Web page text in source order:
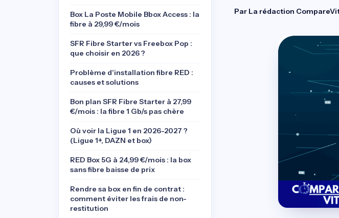
Par La rédaction
Box La Poste Mobile Bbox Access : la
fibre à 29,99 €/mois
SFR Fibre Starter vs Freebox Pop :
que choisir en 2026 ?
Problème d'installation fibre RED :
causes et solutions
Bon plan SFR Fibre Starter à 27,99
€/mois : la fibre 1 Gb/s pas chère
Où voir la Ligue 1 en 2026-2027 ?
(Ligue 1+, DAZN et box)
RED Box 5G à 24,99 €/mois : la box
sans fibre baisse de prix
Rendre sa box en fin de contrat :
comment éviter les frais de non-
restitution